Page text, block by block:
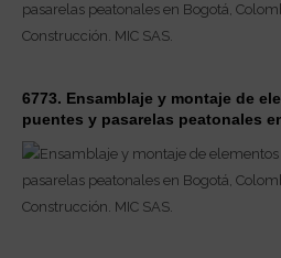
6773. Ensamblaje y montaje de
puentes y pasarelas peatonales